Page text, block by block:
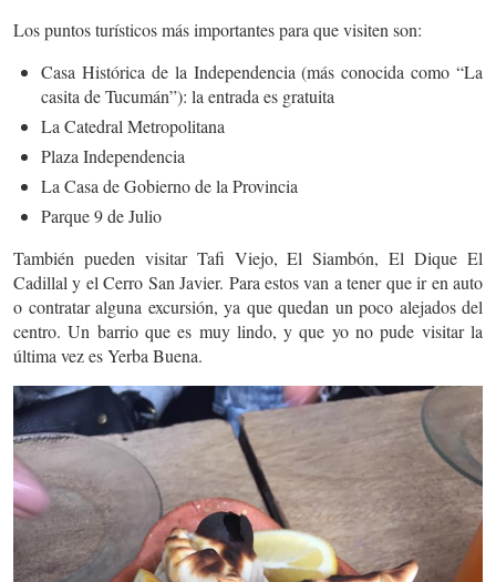
Los puntos turísticos más importantes para que visiten son:
Casa Histórica de la Independencia (más conocida como “La
casita de Tucumán”): la entrada es gratuita
La Catedral Metropolitana
Plaza Independencia
La Casa de Gobierno de la Provincia
Parque 9 de Julio
También pueden visitar Tafi Viejo, El Siambón, El Dique El
Cadillal y el Cerro San Javier. Para estos van a tener que ir en auto
o contratar alguna excursión, ya que quedan un poco alejados del
centro. Un barrio que es muy lindo, y que yo no pude visitar la
última vez es Yerba Buena.